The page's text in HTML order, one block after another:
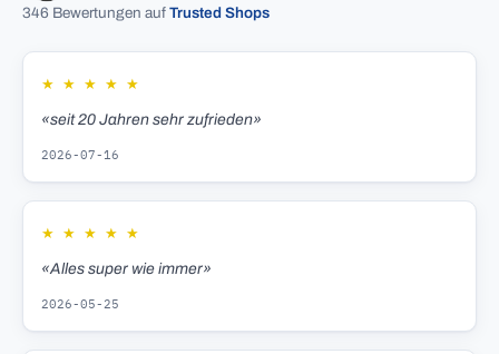
346 Bewertungen auf Trusted Shops
★ ★ ★ ★ ★
«seit 20 Jahren sehr zufrieden»
2026-07-16
★ ★ ★ ★ ★
«Alles super wie immer»
2026-05-25